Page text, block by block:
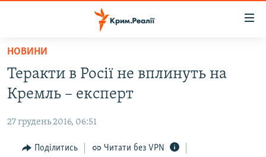
Перейти
основного
матеріалу
Перейти
до
навігації
ВОДА.КРИМ
ВІДЕО ТА ФОТО
ПОЛІТИКА
БЛОГИ
НОВИНИ
Теракти в Росії не вплинуть на
Кремль – експерт
27 грудень 2016, 06:51
Поділитись Читати без VPN